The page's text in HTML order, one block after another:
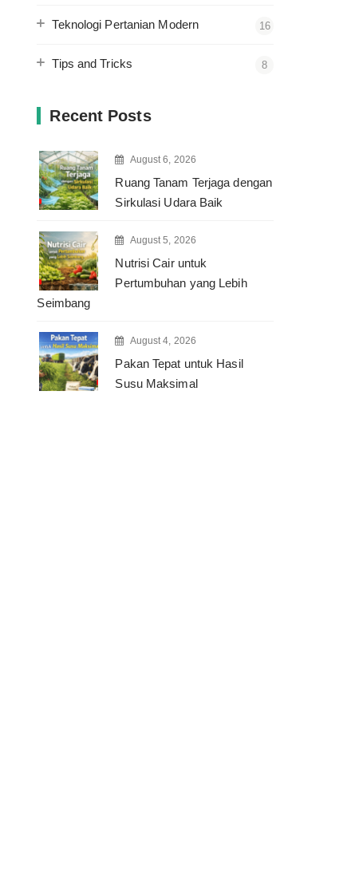
Teknologi Pertanian Modern 16
Tips and Tricks 8
Recent Posts
August 6, 2026
Ruang Tanam Terjaga dengan
Sirkulasi Udara Baik
August 5, 2026
Nutrisi Cair untuk
Pertumbuhan yang Lebih
Seimbang
August 4, 2026
Pakan Tepat untuk Hasil
Susu Maksimal